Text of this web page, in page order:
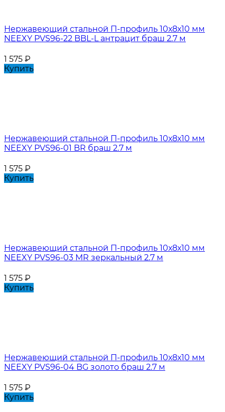
Нержавеющий стальной П-профиль 10х8х10 мм
NEEXY PVS96-22 BBL-L антрацит браш 2.7 м
1 575 ₽
Купить
Нержавеющий стальной П-профиль 10х8х10 мм
NEEXY PVS96-01 BR браш 2.7 м
1 575 ₽
Купить
Нержавеющий стальной П-профиль 10х8х10 мм
NEEXY PVS96-03 MR зеркальный 2.7 м
1 575 ₽
Купить
Нержавеющий стальной П-профиль 10х8х10 мм
NEEXY PVS96-04 BG золото браш 2.7 м
1 575 ₽
Купить